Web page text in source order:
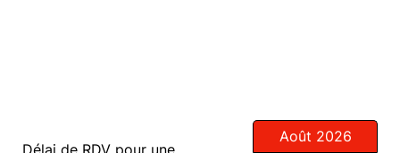
Délai de RDV pour une
Août 2026